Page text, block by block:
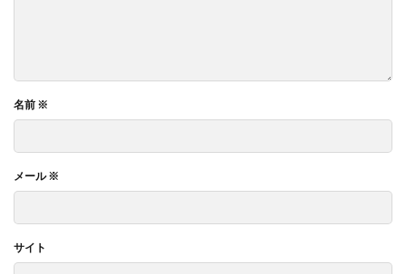
名前 ※
メール※
サイト